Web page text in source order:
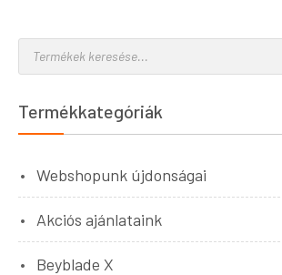
Termékkategóriák
Webshopunk újdonságai
Akciós ajánlataink
Beyblade X